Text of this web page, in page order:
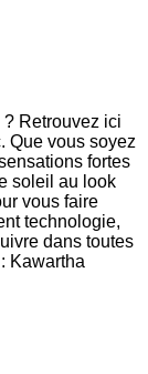
Retrouvez ici
Que vous soyez
fortes
soleil au look
vous faire
technologie,
dans toutes
Kawartha